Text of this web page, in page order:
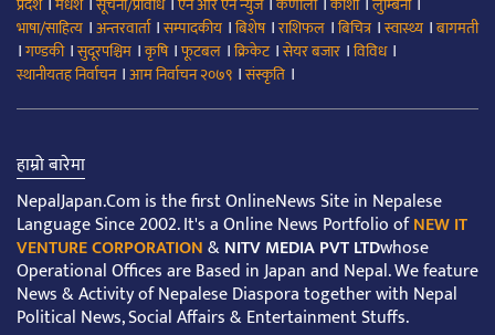
प्रदेश मधेश सूचना/प्रविधि एन आर एन न्युज कर्णाली कोशी लुम्बिनी
भाषा/साहित्य ।अन्तरवार्ता।सम्पादकीय ।बिशेष।राशिफल ।बिचित्र।स्वास्थ्य ।बागमती
।गण्डकी।सुदूरपश्चिम ।कृषि।फूटबल ।क्रिकेट।सेयर बजार ।विविध।
स्थानीयतह निर्वाचन।आम निर्वाचन २०७९ ।संस्कृति ।
हाम्रो बारेमा
NepalJapan.Com is the first OnlineNews Site in Nepalese
Language Since 2002. It's a Online News Portfolio ofNEW IT
VENTURE CORPORATION&NITV MEDIA PVT LTDwhose
Operational Offices are Based in Japan and Nepal. We feature
News & Activity of Nepalese Diaspora together with Nepal
Political News, Social Affairs & Entertainment Stuffs.